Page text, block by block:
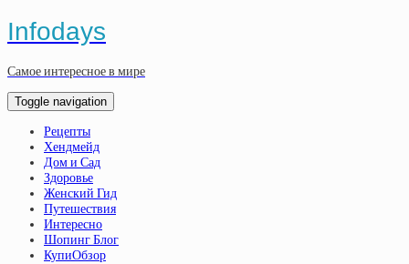
Infodays
Самое интересное в мире
Toggle navigation
Рецепты
Хендмейд
Дом и Сад
Здоровье
Женский Гид
Путешествия
Интересно
Шопинг Блог
КупиОбзор